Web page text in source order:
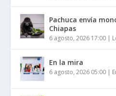
Pachuca envía
Chiapas
6 agosto, 2026 17:00 |
En la mira
6 agosto, 2026 05:00 |